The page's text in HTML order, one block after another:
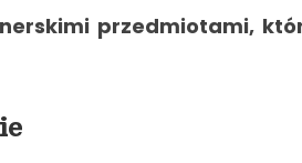
przedmiotami,